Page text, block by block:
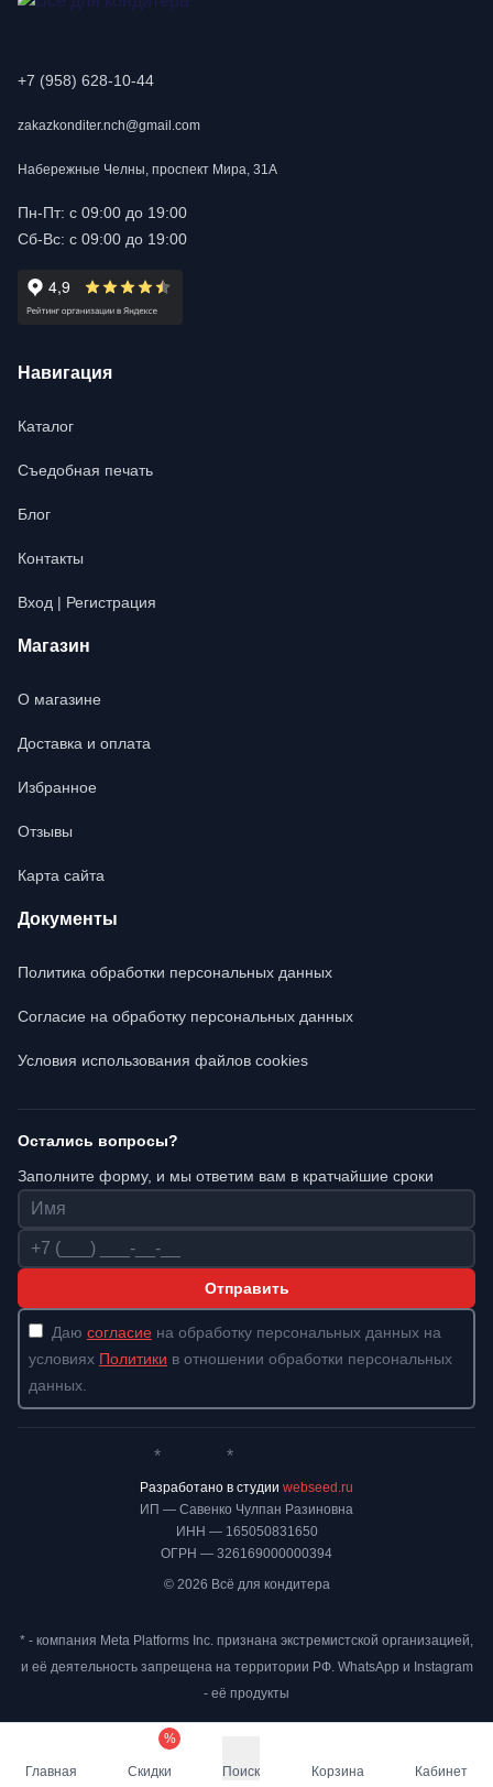
+7 (958) 628-10-44
zakazkonditer.nch@gmail.com
Набережные Челны, проспект Мира, 31А
Пн-Пт: с 09:00 до 19:00
Сб-Вс: с 09:00 до 19:00
Навигация
Каталог
Съедобная печать
Блог
Контакты
Вход | Регистрация
Магазин
О магазине
Доставка и оплата
Избранное
Отзывы
Карта сайта
Документы
Политика обработки персональных данных
Согласие на обработку персональных данных
Условия использования файлов cookies
Остались вопросы?
Заполните форму, и мы ответим вам в кратчайшие сроки
Имя
Телефон
Отправить
Даю согласие на обработку персональных данных на
условиях Политики в отношении обработки персональных
данных.
ИП — Савенко Чулпан Разиновна
ИНН — 165050831650
ОГРН — 326169000000394
© 2026 Всё для кондитера
* *
Разработано в студии webseed.ru
* - компания Meta Platforms Inc. признана экстремистской организацией,
и её деятельность запрещена на территории РФ. WhatsApp и Instagram
- её продукты
Главная
%
Скидки Поиск Корзина Кабинет